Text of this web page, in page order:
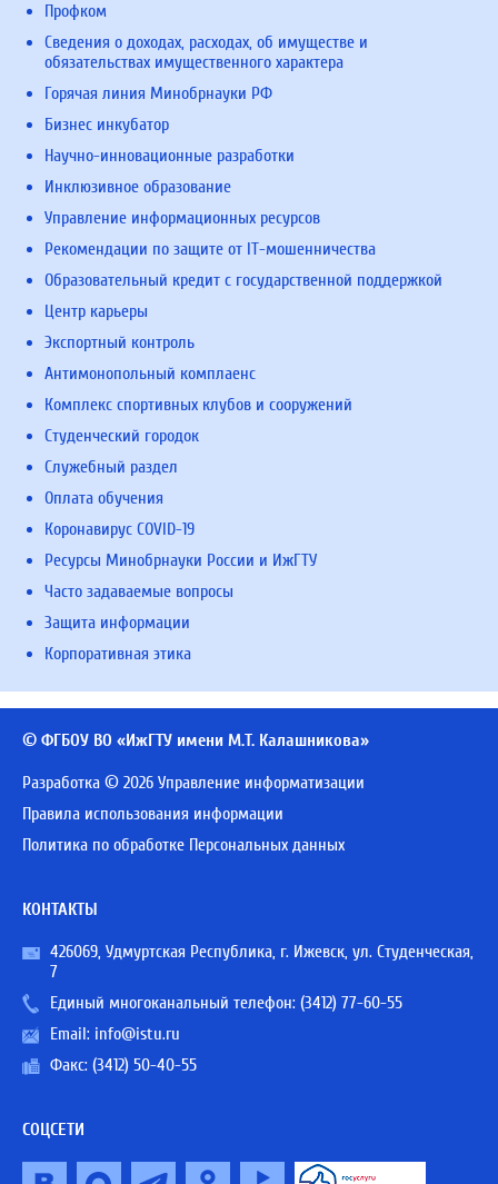
Профком
Сведения о доходах, расходах, об имуществе и
обязательствах имущественного характера
Горячая линия Минобрнауки РФ
Бизнес инкубатор
Научно-инновационные разработки
Инклюзивное образование
Управление информационных ресурсов
Рекомендации по защите от IT-мошенничества
Образовательный кредит с государственной поддержкой
Центр карьеры
Экспортный контроль
Антимонопольный комплаенс
Комплекс спортивных клубов и сооружений
Студенческий городок
Служебный раздел
Оплата обучения
Коронавирус COVID-19
Ресурсы Минобрнауки России и ИжГТУ
Часто задаваемые вопросы
Защита информации
Корпоративная этика
© ФГБОУ ВО «ИжГТУ имени М.Т. Калашникова»
Разработка © 2026 Управление информатизации
Правила использования информации
Политика по обработке Персональных данных
КОНТАКТЫ
426069, Удмуртская Республика, г. Ижевск, ул. Студенческая,
7
Единый многоканальный телефон: (3412) 77-60-55
Email: info@istu.ru
Факс: (3412) 50-40-55
СОЦСЕТИ